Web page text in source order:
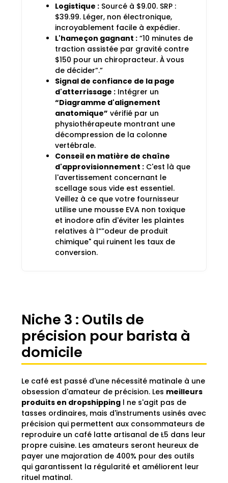
Logistique : Sourcé à $9.00. SRP :
$39.99. Léger, non électronique,
incroyablement facile à expédier.
L'hameçon gagnant : “10 minutes de
traction assistée par gravité contre
$150 pour un chiropracteur. À vous
de décider”.”
Signal de confiance de la page
d'atterrissage : Intégrer un
“Diagramme d'alignement
anatomique” vérifié par un
physiothérapeute montrant une
décompression de la colonne
vertébrale.
Conseil en matière de chaîne
d'approvisionnement : C'est là que
l'avertissement concernant le
scellage sous vide est essentiel.
Veillez à ce que votre fournisseur
utilise une mousse EVA non toxique
et inodore afin d'éviter les plaintes
relatives à l“”odeur de produit
chimique" qui ruinent les taux de
conversion.
Niche 3 : Outils de
précision pour barista à
domicile
Le café est passé d'une nécessité matinale à une
obsession d'amateur de précision. Les meilleurs
produits en dropshipping l ne s'agit pas de
tasses ordinaires, mais d'instruments usinés avec
précision qui permettent aux consommateurs de
reproduire un café latte artisanal de Ł5 dans leur
propre cuisine. Les amateurs seront heureux de
payer une majoration de 400% pour des outils
qui garantissent la régularité et améliorent leur
rituel matinal.